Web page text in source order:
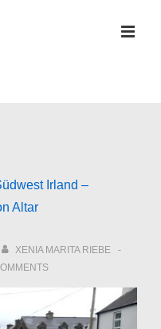
Irland –
Altar
XENIA MARITA RIEBE